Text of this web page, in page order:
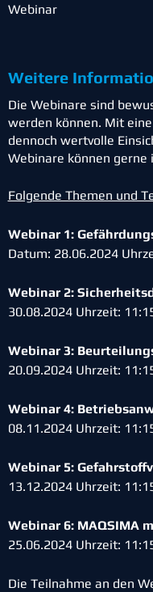
Webinar
Weitere
Die Webinare sind
werden können. Mit
dennoch wertvolle
Webinare können
Folgende Themen und
Webinar 1:
Datum: 28.06.2024
Webinar 2:
30.08.2024 Uhrzeit:
Webinar 3:
20.09.2024 Uhrzeit:
Webinar 4:
08.11.2024 Uhrzeit:
Webinar 5:
13.12.2024 Uhrzeit:
Webinar 6: MAQSIMA
25.06.2024 Uhrzeit:
Die Teilnahme an den